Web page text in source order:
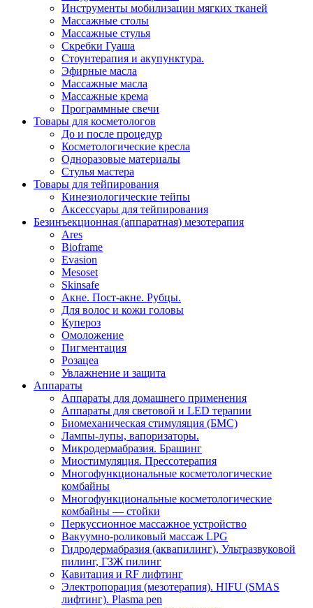
Инструменты мобилизации мягких тканей
Массажные столы
Массажные стулья
Скребки Гуаша
Стоунтерапия и акупунктура.
Эфирные масла
Массажные масла
Массажные крема
Программные свечи
Товары для косметологов
До и после процедур
Косметологические кресла
Одноразовые материалы
Стулья мастера
Товары для тейпирования
Кинезиологические тейпы
Аксессуары для тейпирования
Безинъекционная (аппаратная) мезотерапия
Ares
Bioframe
Evasion
Mesoset
Skinsafe
Акне. Пост-акне. Рубцы.
Для волос и кожи головы
Купероз
Омоложение
Пигментация
Розацеа
Увлажнение и защита
Аппараты
Аппараты для домашнего применения
Аппараты для световой и LED терапии
Биомеханическая стимуляция (БМС)
Лампы-лупы, вапоризаторы.
Микродермабразия. Брашинг
Миостимуляция. Прессотерапия
Многофункциональные косметологические
комбайны
Многофункциональные косметологические
комбайны — стойки
Перкуссионное массажное устройство
Вакуумно-роликовый массаж LPG
Гидродермабразия (аквапилинг), Ультразвуковой
пилинг, ГЗЖ пилинг
Кавитация и RF лифтинг
Электропорация (мезотерапия). HIFU (SMAS
лифтинг). Plasma pen